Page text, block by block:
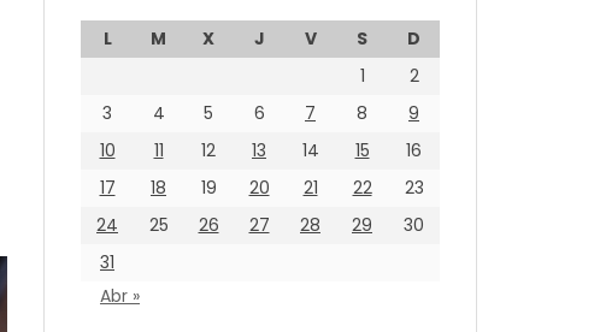
L M X J V S
D
1
2
3
4 5 6 7 8
9
10
11 12 13 14 15
16
17
18 19 20 21 22
23
24
25 26 27 28 29
30
31
Abr »